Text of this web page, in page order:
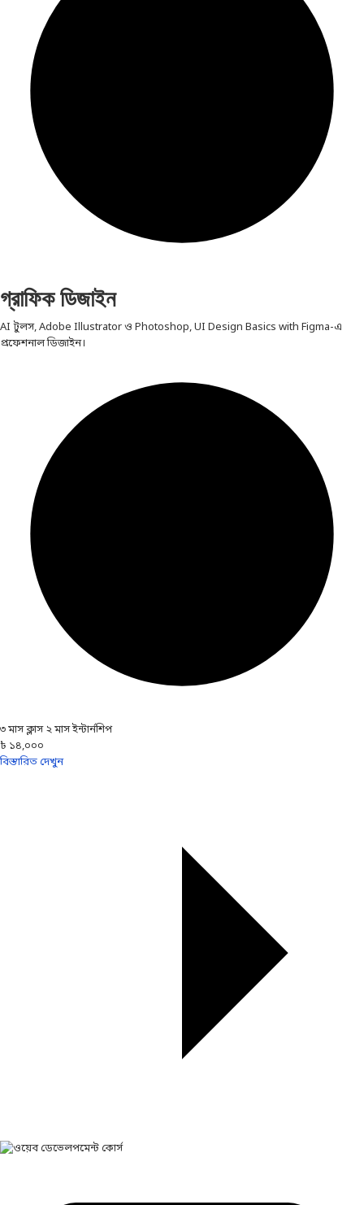
গ্রাফিক ডিজাইন
AI টুলস, Adobe Illustrator ও Photoshop, UI Design Basics with Figma-এ
প্রফেশনাল ডিজাইন।
৩ মাস ক্লাস ২ মাস ইন্টার্নশিপ
৳ ১৪,০০০
বিস্তারিত দেখুন